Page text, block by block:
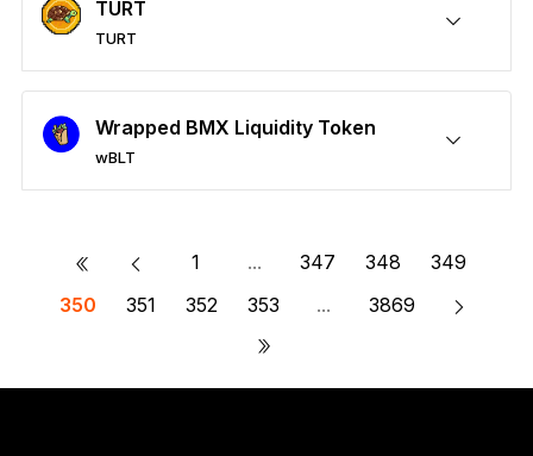
TURT
TURT
Enviar y recibir
Comprar
Permutar
Participar
Compatible con billeteras de terceros
Protege tus TURT
Wrapped BMX Liquidity Token
wBLT
Enviar y recibir
Comprar
Permutar
Participar
Compatible con billeteras de terceros
Protege tus wBLT
« 1 ... 347 348
349
350
351 352 353 ... 3869
»